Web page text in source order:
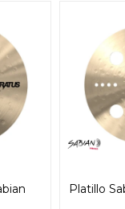
Platillo